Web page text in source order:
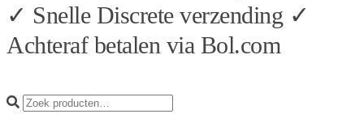
✓ Snelle Discrete verzending ✓
Achteraf betalen via Bol.com